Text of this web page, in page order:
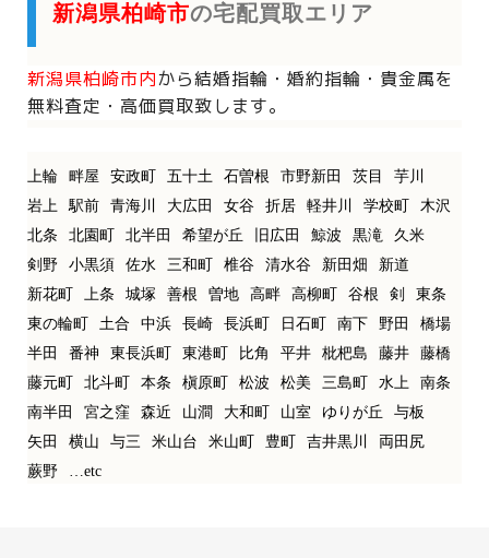
新潟県柏崎市の宅配買取エリア
新潟県柏崎市内から結婚指輪・婚約指輪・貴金属を
無料査定・高価買取致します。
上輪 畔屋 安政町 五十土 石曽根 市野新田 茨目
芋川
岩上
駅前 青海川 大広田 女谷 折居 軽井川 学校町
木沢
北条
北園町 北半田 希望が丘 旧広田 鯨波 黒滝
久米
剣野
小黒須 佐水 三和町 椎谷 清水谷 新田畑
新道
新花町
上条 城塚 善根 曽地 高畔 高柳町 谷根 剣
東条
東の輪町
土合 中浜 長崎 長浜町 日石町 南下 野田
橋場
半田
番神 東長浜町 東港町 比角 平井 枇杷島 藤井
藤橋
藤元町
北斗町 本条 槇原町 松波 松美 三島町 水上
南条
南半田
宮之窪 森近 山澗 大和町 山室 ゆりが丘
与板
矢田
横山 与三 米山台 米山町 豊町 吉井黒川
両田尻
蕨野
…etc